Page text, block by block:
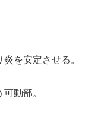
を安定させる。
動部。